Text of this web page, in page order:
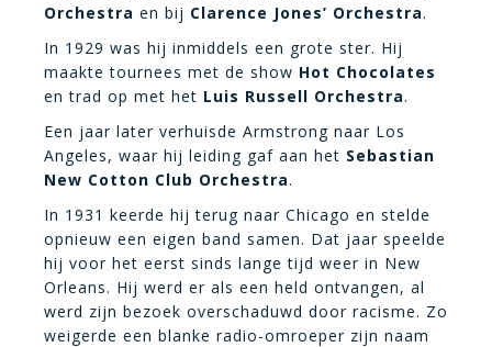
Orchestra en bij Clarence Jones’ Orchestra.
In 1929 was hij inmiddels een grote ster. Hij
maakte tournees met de show Hot Chocolates
en trad op met het Luis Russell Orchestra.
Een jaar later verhuisde Armstrong naar Los
Angeles, waar hij leiding gaf aan het Sebastian
New Cotton Club Orchestra.
In 1931 keerde hij terug naar Chicago en stelde
opnieuw een eigen band samen. Dat jaar speelde
hij voor het eerst sinds lange tijd weer in New
Orleans. Hij werd er als een held ontvangen, al
werd zijn bezoek overschaduwd door racisme. Zo
weigerde een blanke radio-omroeper zijn naam